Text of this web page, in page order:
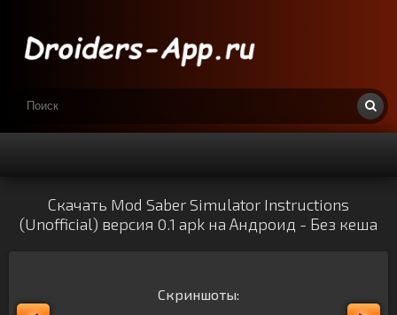
Скачать Mod Saber Simulator Instructions
(Unofficial) версия 0.1 apk на Андроид - Без кеша
Скриншоты: